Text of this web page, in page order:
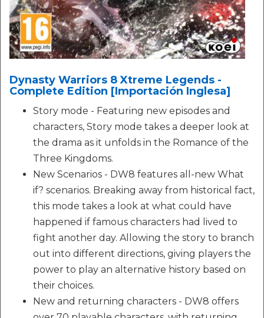
Dynasty Warriors 8 Xtreme Legends -
Complete Edition [Importación Inglesa]
Story mode - Featuring new episodes and
characters, Story mode takes a deeper look at
the drama as it unfolds in the Romance of the
Three Kingdoms.
New Scenarios - DW8 features all-new What
if? scenarios. Breaking away from historical fact,
this mode takes a look at what could have
happened if famous characters had lived to
fight another day. Allowing the story to branch
out into different directions, giving players the
power to play an alternative history based on
their choices.
New and returning characters - DW8 offers